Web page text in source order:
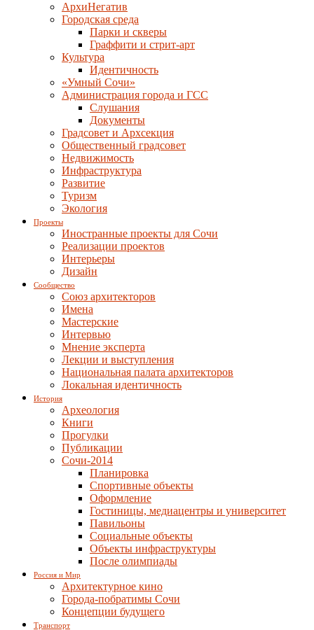
АрхиНегатив
Городская среда
Парки и скверы
Граффити и стрит-арт
Культура
Идентичность
«Умный Сочи»
Администрация города и ГСС
Слушания
Документы
Градсовет и Архсекция
Общественный градсовет
Недвижимость
Инфраструктура
Развитие
Туризм
Экология
Проекты
Иностранные проекты для Сочи
Реализации проектов
Интерьеры
Дизайн
Сообщество
Союз архитекторов
Имена
Мастерские
Интервью
Мнение эксперта
Лекции и выступления
Национальная палата архитекторов
Локальная идентичность
История
Археология
Книги
Прогулки
Публикации
Сочи-2014
Планировка
Спортивные объекты
Оформление
Гостиницы, медиацентры и университет
Павильоны
Социальные объекты
Объекты инфраструктуры
После олимпиады
Россия и Мир
Архитектурное кино
Города-побратимы Сочи
Концепции будущего
Транспорт